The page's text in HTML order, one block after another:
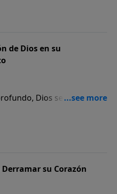
de Dios en su
Dios se acerca a
para mostrarles Su
su Corazón